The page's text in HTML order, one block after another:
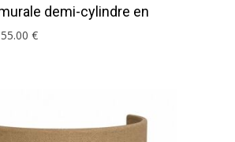
demi-cylindre en
55.00 €